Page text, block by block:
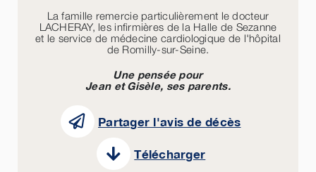
La famille remercie particulièrement le docteur
LACHERAY, les infirmières de la Halle de Sezanne
et le service de médecine cardiologique de l'hôpital
de Romilly-sur-Seine.
Une pensée pour
Jean et Gisèle, ses parents.
Partager l'avis de décès
Télécharger